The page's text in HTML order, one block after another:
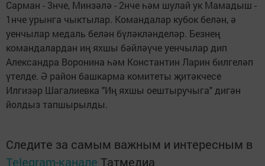
Сарман - 3нче, Минзәлә - 2нче һәм шулай ук Мамадыш -
1нче урынга чыктылар. Командалар кубок белән, ә
уенчылар медаль белән бүләкләнделәр. Безнең
командалардан иң яхшы бәйләүче уенчылар дип
Александра Воронина һәм Константин Ларин билгеләп
үтелде. Ә район башкарма комитеты җитәкчесе
Илгизәр Шагалиевка "Иң яхшы оештыручыга" дигән
йолдыз тапшырылды.
Следите за самым важным и интересным в
Telegram-канале Татмедиа